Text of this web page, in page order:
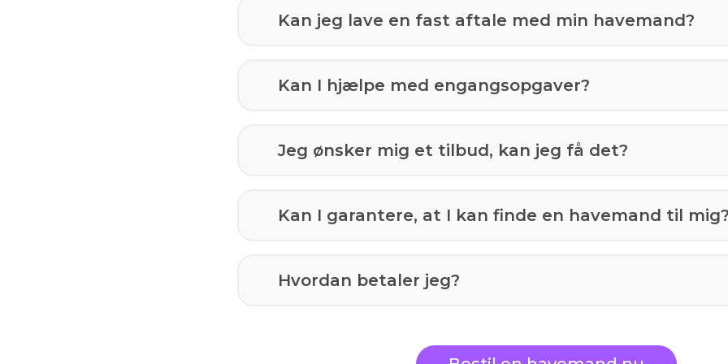
Kan jeg lave en fast aftale med min havemand?
Kan I hjælpe med engangsopgaver?
Jeg ønsker mig et tilbud, kan jeg få det?
Kan I garantere, at I kan finde en havemand til
Hvordan betaler jeg?